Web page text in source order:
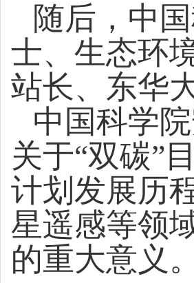
随后，中
士、生态环
站长、东华
中国科学
关于“双碳”
计划发展历
星遥感等领
的重大意义。